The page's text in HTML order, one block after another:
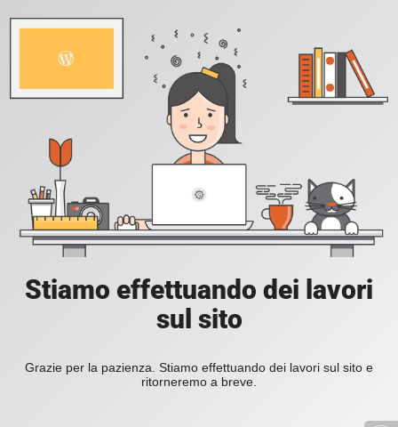
Stiamo effettuando dei lavori
sul sito
Grazie per la pazienza. Stiamo effettuando dei lavori sul sito e
ritorneremo a breve.